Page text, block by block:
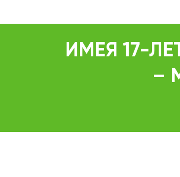
ИМЕЯ 17-
–